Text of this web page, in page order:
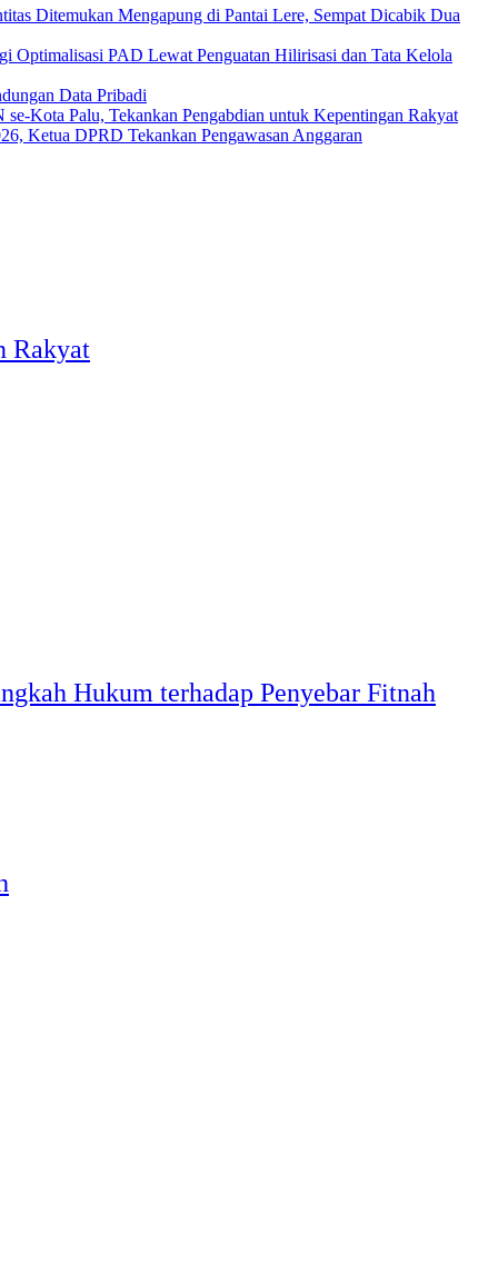
Ditemukan Mengapung di Pantai Lere, Sempat Dicabik Dua
Optimalisasi PAD Lewat Penguatan Hilirisasi dan Tata Kelola
Data Pribadi
Kota Palu, Tekankan Pengabdian untuk Kepentingan Rakyat
Ketua DPRD Tekankan Pengawasan Anggaran
Rakyat
Hukum terhadap Penyebar Fitnah